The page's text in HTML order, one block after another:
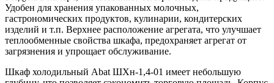
Удобен для хранения упакованных молочных,
гастрономических продуктов, кулинарии, кондитерских
изделий и т.п. Верхнее расположение агрегата, что улучшает
теплообменные свойства шкафа, предохраняет агрегат от
загрязнения и упрощает обслуживание.
Шкаф холодильный Abat ШХн-1,4-01 имеет небольшую